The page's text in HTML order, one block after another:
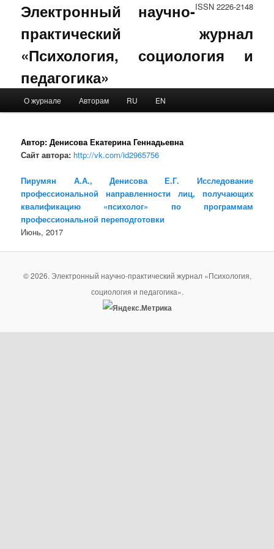
ISSN 2226-2148
Электронный научно-
практический журнал
«Психология, социология и
педагогика»
Skip to primary content
Skip to secondary content
О журнале Авторам RU EN
Автор: Денисова Екатерина Геннадьевна
Сайт автора: http://vk.com/id2965756
Пирумян А.А., Денисова Е.Г. Исследование
профессиональной направленности лиц, получающих
квалификацию «психолог» по программам
профессиональной переподготовки
Июнь, 2017
© 2026. Электронный научно-практический журнал «Психология,
социология и педагогика».